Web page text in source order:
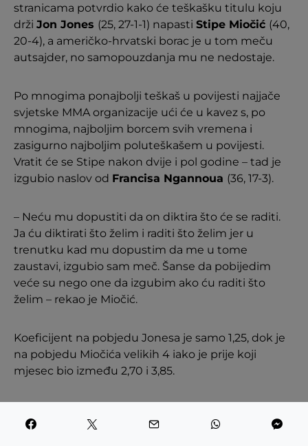
stranicama potvrdio kako će teškašku titulu koju
drži Jon Jones (25, 27-1-1) napasti Stipe Miočić (40,
20-4), a američko-hrvatski borac je u tom meču
autsajder, no samopouzdanja mu ne nedostaje.
Po mnogima ponajbolji teškaš u povijesti najjače
svjetske MMA organizacije ući će u kavez s, po
mnogima, najboljim borcem svih vremena i
zasigurno najboljim poluteškašem u povijesti.
Vratit će se Stipe nakon dvije i pol godine – tad je
izgubio naslov od Francisa Ngannoua (36, 17-3).
– Neću mu dopustiti da on diktira što će se raditi.
Ja ću diktirati što želim i raditi što želim jer u
trenutku kad mu dopustim da me u tome
zaustavi, izgubio sam meč. Šanse da pobijedim
veće su nego one da izgubim ako ću raditi što
želim – rekao je Miočić.
Koeficijent na pobjedu Jonesa je samo 1,25, dok je
na pobjedu Miočića velikih 4 iako je prije koji
mjesec bio između 2,70 i 3,85.
upitno. Pobijedit ću ga u svim aspektima borbe, a